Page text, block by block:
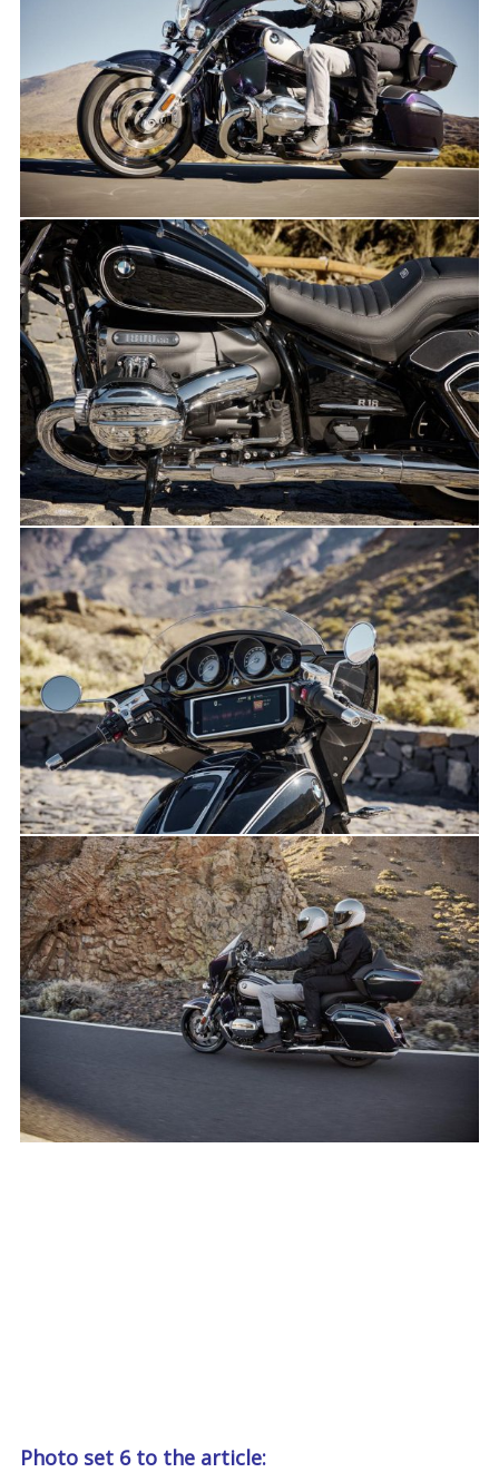
Photo set 6 to the article: